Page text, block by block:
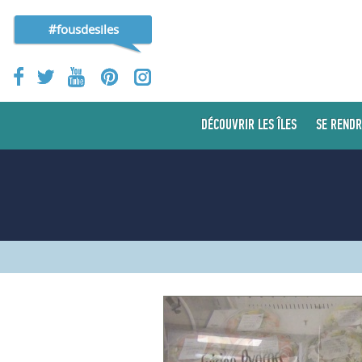
#fousdesiles
DÉCOUVRIR LES ÎLES SE